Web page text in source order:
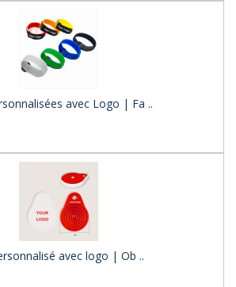
avec Logo | Fa ..
avec logo | Ob ..